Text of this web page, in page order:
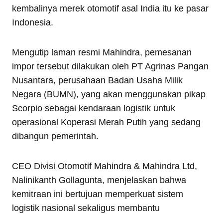
kembalinya merek otomotif asal India itu ke pasar
Indonesia.
Mengutip laman resmi Mahindra, pemesanan
impor tersebut dilakukan oleh PT Agrinas Pangan
Nusantara, perusahaan Badan Usaha Milik
Negara (BUMN), yang akan menggunakan pikap
Scorpio sebagai kendaraan logistik untuk
operasional Koperasi Merah Putih yang sedang
dibangun pemerintah.
CEO Divisi Otomotif Mahindra & Mahindra Ltd,
Nalinikanth Gollagunta, menjelaskan bahwa
kemitraan ini bertujuan memperkuat sistem
logistik nasional sekaligus membantu